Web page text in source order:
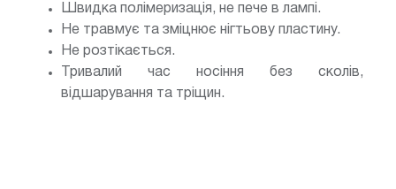
Швидка полімеризація, не пече в лампі.
Не травмує та зміцнює нігтьову пластину.
Не розтікається.
Тривалий час носіння без сколів,
відшарування та тріщин.